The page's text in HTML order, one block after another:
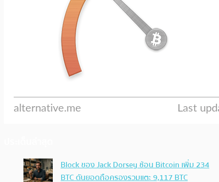
Block ของ Jack Dorsey ช้อน Bitcoin เพิ่ม 234
BTC ดันยอดถือครองรวมแตะ 9,117 BTC